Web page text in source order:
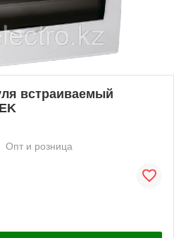
встраиваемый
Опт и розница